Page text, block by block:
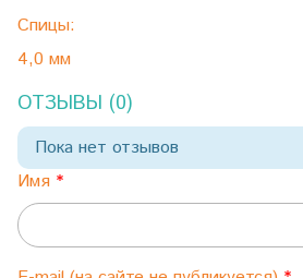
Спицы:
4,0 мм
ОТЗЫВЫ (0)
Пока нет отзывов
Имя